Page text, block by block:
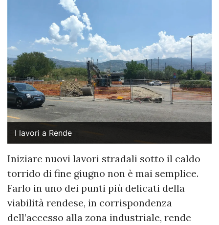
I lavori a Rende
Iniziare nuovi lavori stradali sotto il caldo
torrido di fine giugno non è mai semplice.
Farlo in uno dei punti più delicati della
viabilità rendese, in corrispondenza
dell’accesso alla zona industriale, rende